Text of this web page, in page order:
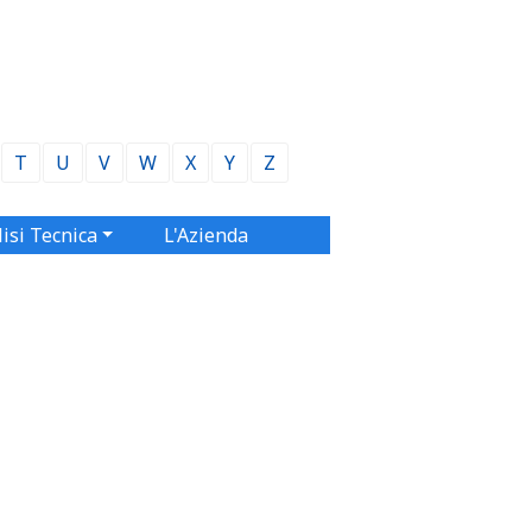
T U V W X Y Z
Tecnica L'Azienda